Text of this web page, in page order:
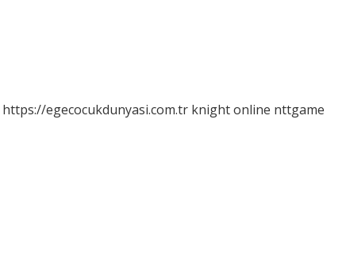
https://egecocukdunyasi.com.tr knight online nttgame